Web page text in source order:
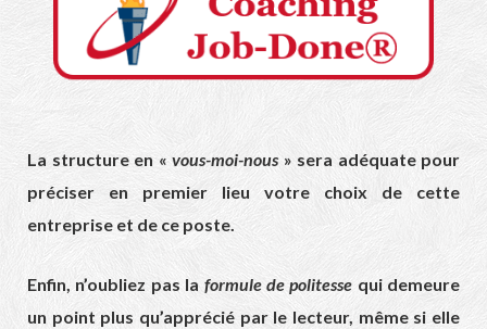
La structure en « vous-moi-nous» sera adéquate pour
préciser en premier lieu votre choix de cette
entreprise et de ce poste.
Enfin, n’oubliez pas la formule de politesse qui demeure
un point plus qu’apprécié par le lecteur, même si elle